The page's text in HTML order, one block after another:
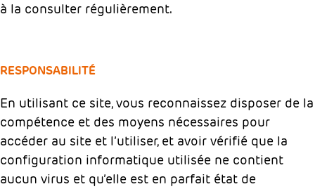
à la consulter régulièrement.
RESPONSABILITÉ
En utilisant ce site, vous reconnaissez disposer de la
compétence et des moyens nécessaires pour
accéder au site et l’utiliser, et avoir vérifié que la
configuration informatique utilisée ne contient
aucun virus et qu’elle est en parfait état de